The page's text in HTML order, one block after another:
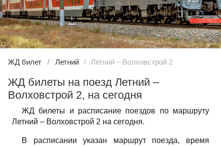
ЖД билет Летний Летний – Волховстрой 2
ЖД билеты на поезд Летний –
Волховстрой 2, на сегодня
ЖД билеты и расписание поездов по маршруту
Летний – Волховстрой 2 на сегодня.
В расписании указан маршрут поезда, время